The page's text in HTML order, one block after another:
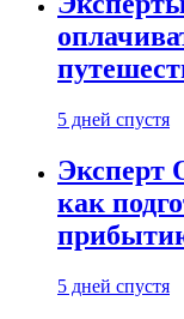
5 дней спустя
Эксперт
как
5 дней спустя